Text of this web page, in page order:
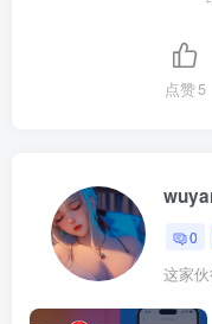
点赞5
0
这家